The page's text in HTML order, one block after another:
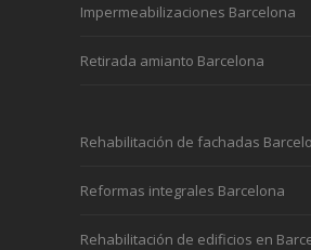
Impermeabilizaciones Barcelona
Retirada amianto Barcelona
Rehabilitación de fachadas
Reformas integrales Barcelona
Rehabilitación de edificios en